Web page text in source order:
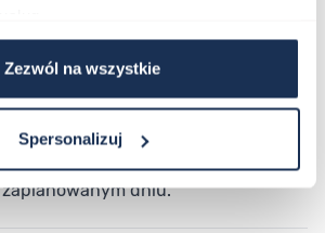
Zezwól na wszystkie
Spersonalizuj
funkcjonalności
1ER łączy sprawdzoną
Classic z kompletnym zestawem
i codziennych. Wybierz zegarek,
dniu.